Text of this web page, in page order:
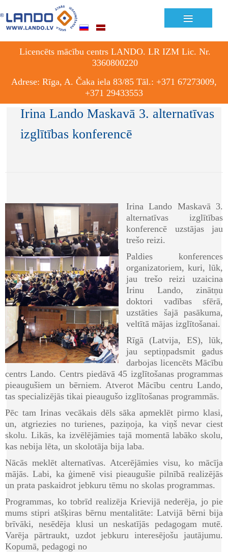
≡
Licencēts mācību centrs LANDO. LR IZM Lic. Nr.
3360800220
Adrese: Rīga, A. Čaka iela 83/85 Tāl.: +371 67273009,
+371 29433553
Irina Lando Maskavā 3. alternatīvas
izglītības konferencē
Irina Lando Maskavā 3.
alternatīvas izglītības
konferencē uzstājas jau
trešo reizi.
Paldies konferences
organizatoriem, kuri, lūk,
jau trešo reizi uzaicina
Irinu Lando, zinātņu
doktori vadības sfērā,
uzstāties šajā pasākuma,
veltītā mājas izglītošanai.
Rīgā (Latvija, ES), lūk,
jau septiņpadsmit gadus
darbojas licencēts Mācību
centrs Lando. Centrs piedāvā 45 izglītošanas programmas
pieaugušiem un bērniem. Atverot Mācību centru Lando,
tas specializējās tikai pieaugušo izglītošanas programmās.
Pēc tam Irinas vecākais dēls sāka apmeklēt pirmo klasi,
un, atgriezies no turienes, paziņoja, ka viņš nevar ciest
skolu. Likās, ka izvēlējāmies tajā momentā labāko skolu,
kas nebija lēta, un skolotāja bija laba.
Nācās meklēt alternatīvas. Atcerējāmies visu, ko mācīja
mājās. Labi, ka ģimenē visi pieaugušie pilnībā realizējās
un prata paskaidrot jebkuru tēmu no skolas programmas.
Programmas, ko tobrīd realizēja Krievijā nederēja, jo pie
mums stipri atšķiras bērnu mentalitāte: Latvijā bērni bija
brīvāki, nesēdēja klusi un neskatījās pedagogam mutē.
Varēja pārtraukt, uzdot jebkuru interesējošu jautājumu.
Kopumā, pedagogi no